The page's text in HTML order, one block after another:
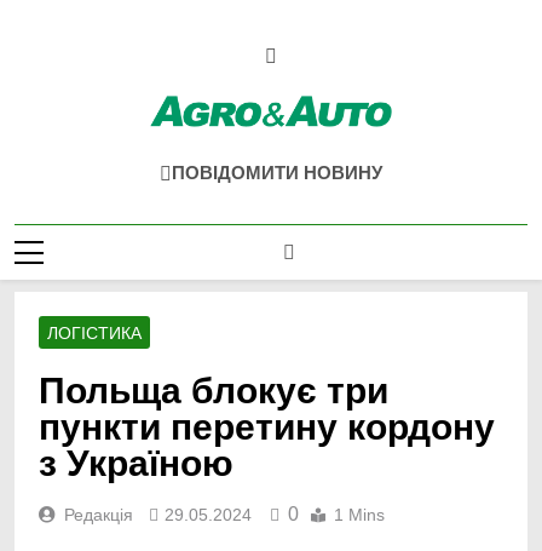
Agro & Auto
ПОВІДОМИТИ НОВИНУ
ЛОГІСТИКА
Польща блокує три
пункти перетину кордону
з Україною
Редакція 29.05.2024 0 1 Mins